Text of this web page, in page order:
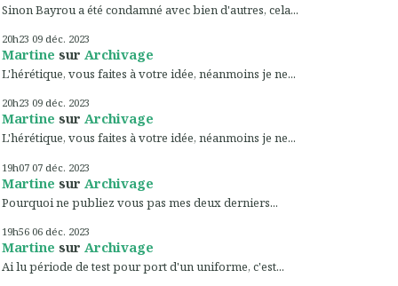
Sinon Bayrou a été condamné avec bien d'autres, cela...
20h23 09 déc. 2023
Martine sur Archivage
L'hérétique, vous faites à votre idée, néanmoins je ne...
20h23 09 déc. 2023
Martine sur Archivage
L'hérétique, vous faites à votre idée, néanmoins je ne...
19h07 07 déc. 2023
Martine sur Archivage
Pourquoi ne publiez vous pas mes deux derniers...
19h56 06 déc. 2023
Martine sur Archivage
Ai lu période de test pour port d'un uniforme, c'est...